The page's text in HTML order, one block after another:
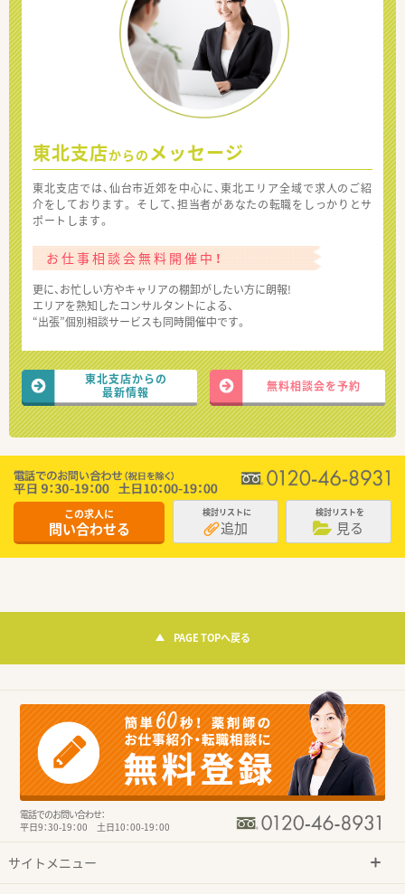
東北支店からの メッセージ
東北支店では、仙台市近郊を中心に、東北エリア全域で求人のご紹
介をしております。 そして、担当者があなたの転職をしっかりとサ
ポートします。
お仕事相談会無料開催中！
更に、お忙しい方やキャリアの棚卸がしたい方に朗報!
エリアを熟知したコンサルタントによる、
“出張”個別相談サービスも同時開催中です。
東北支店からの
最新情報
無料相談会を予約
この求人に
問い合わせる
検討リストに
追加
検討リストを
見る
PAGE TOPへ戻る
電話でのお問い合わせ：
平日9：30-19：00 土日10：00-19：00
サイトメニュー